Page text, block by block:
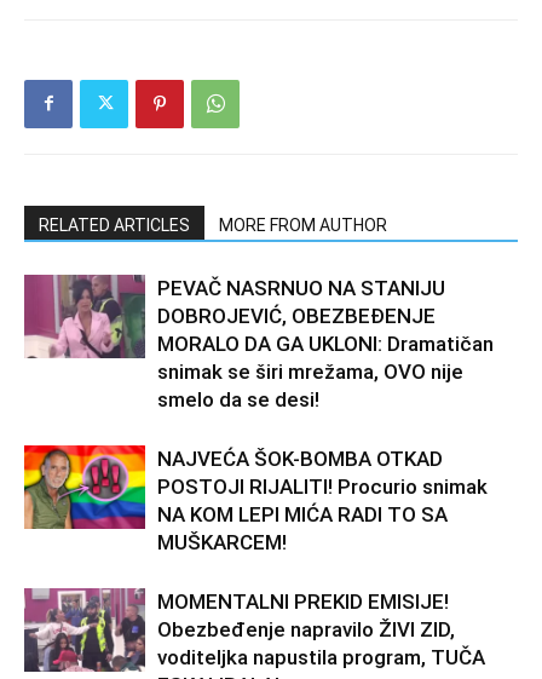
RELATED ARTICLES MORE FROM AUTHOR
PEVAČ NASRNUO NA STANIJU
DOBROJEVIĆ, OBEZBEĐENJE
MORALO DA GA UKLONI: Dramatičan
snimak se širi mrežama, OVO nije
smelo da se desi!
NAJVEĆA ŠOK-BOMBA OTKAD
POSTOJI RIJALITI! Procurio snimak
NA KOM LEPI MIĆA RADI TO SA
MUŠKARCEM!
MOMENTALNI PREKID EMISIJE!
Obezbeđenje napravilo ŽIVI ZID,
voditeljka napustila program, TUČA